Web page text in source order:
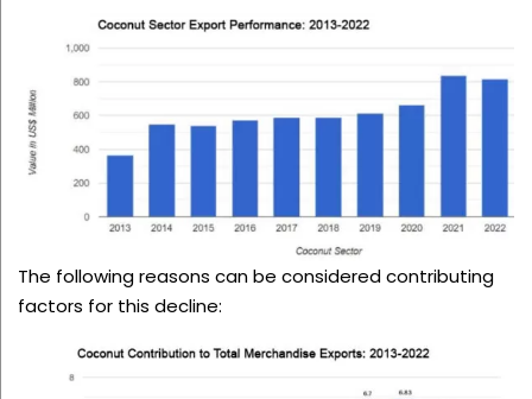
The following reasons can be considered contributing
factors for this decline: